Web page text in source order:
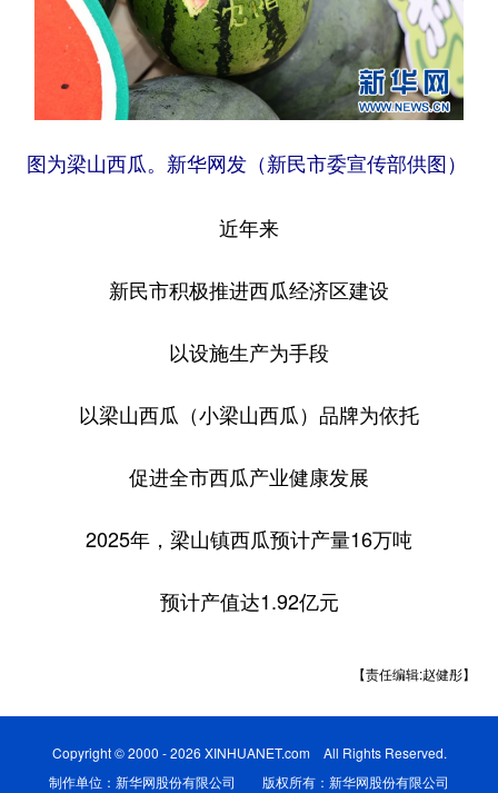
图为梁山西瓜。新华网发（新民市委宣传部供图）
近年来
新民市积极推进西瓜经济区建设
以设施生产为手段
以梁山西瓜（小梁山西瓜）品牌为依托
促进全市西瓜产业健康发展
2025年，梁山镇西瓜预计产量16万吨
预计产值达1.92亿元
【责任编辑:赵健彤】
Copyright © 2000 - 2026 XINHUANET.com All Rights Reserved.
制作单位：新华网股份有限公司 版权所有：新华网股份有限公司